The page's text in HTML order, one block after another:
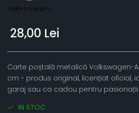
28,00 Lei
Carte poștală metalică Volkswagen-
cm - produs original, licențiat oficial,
garaj sau ca cadou pentru pasionații
IN STOC